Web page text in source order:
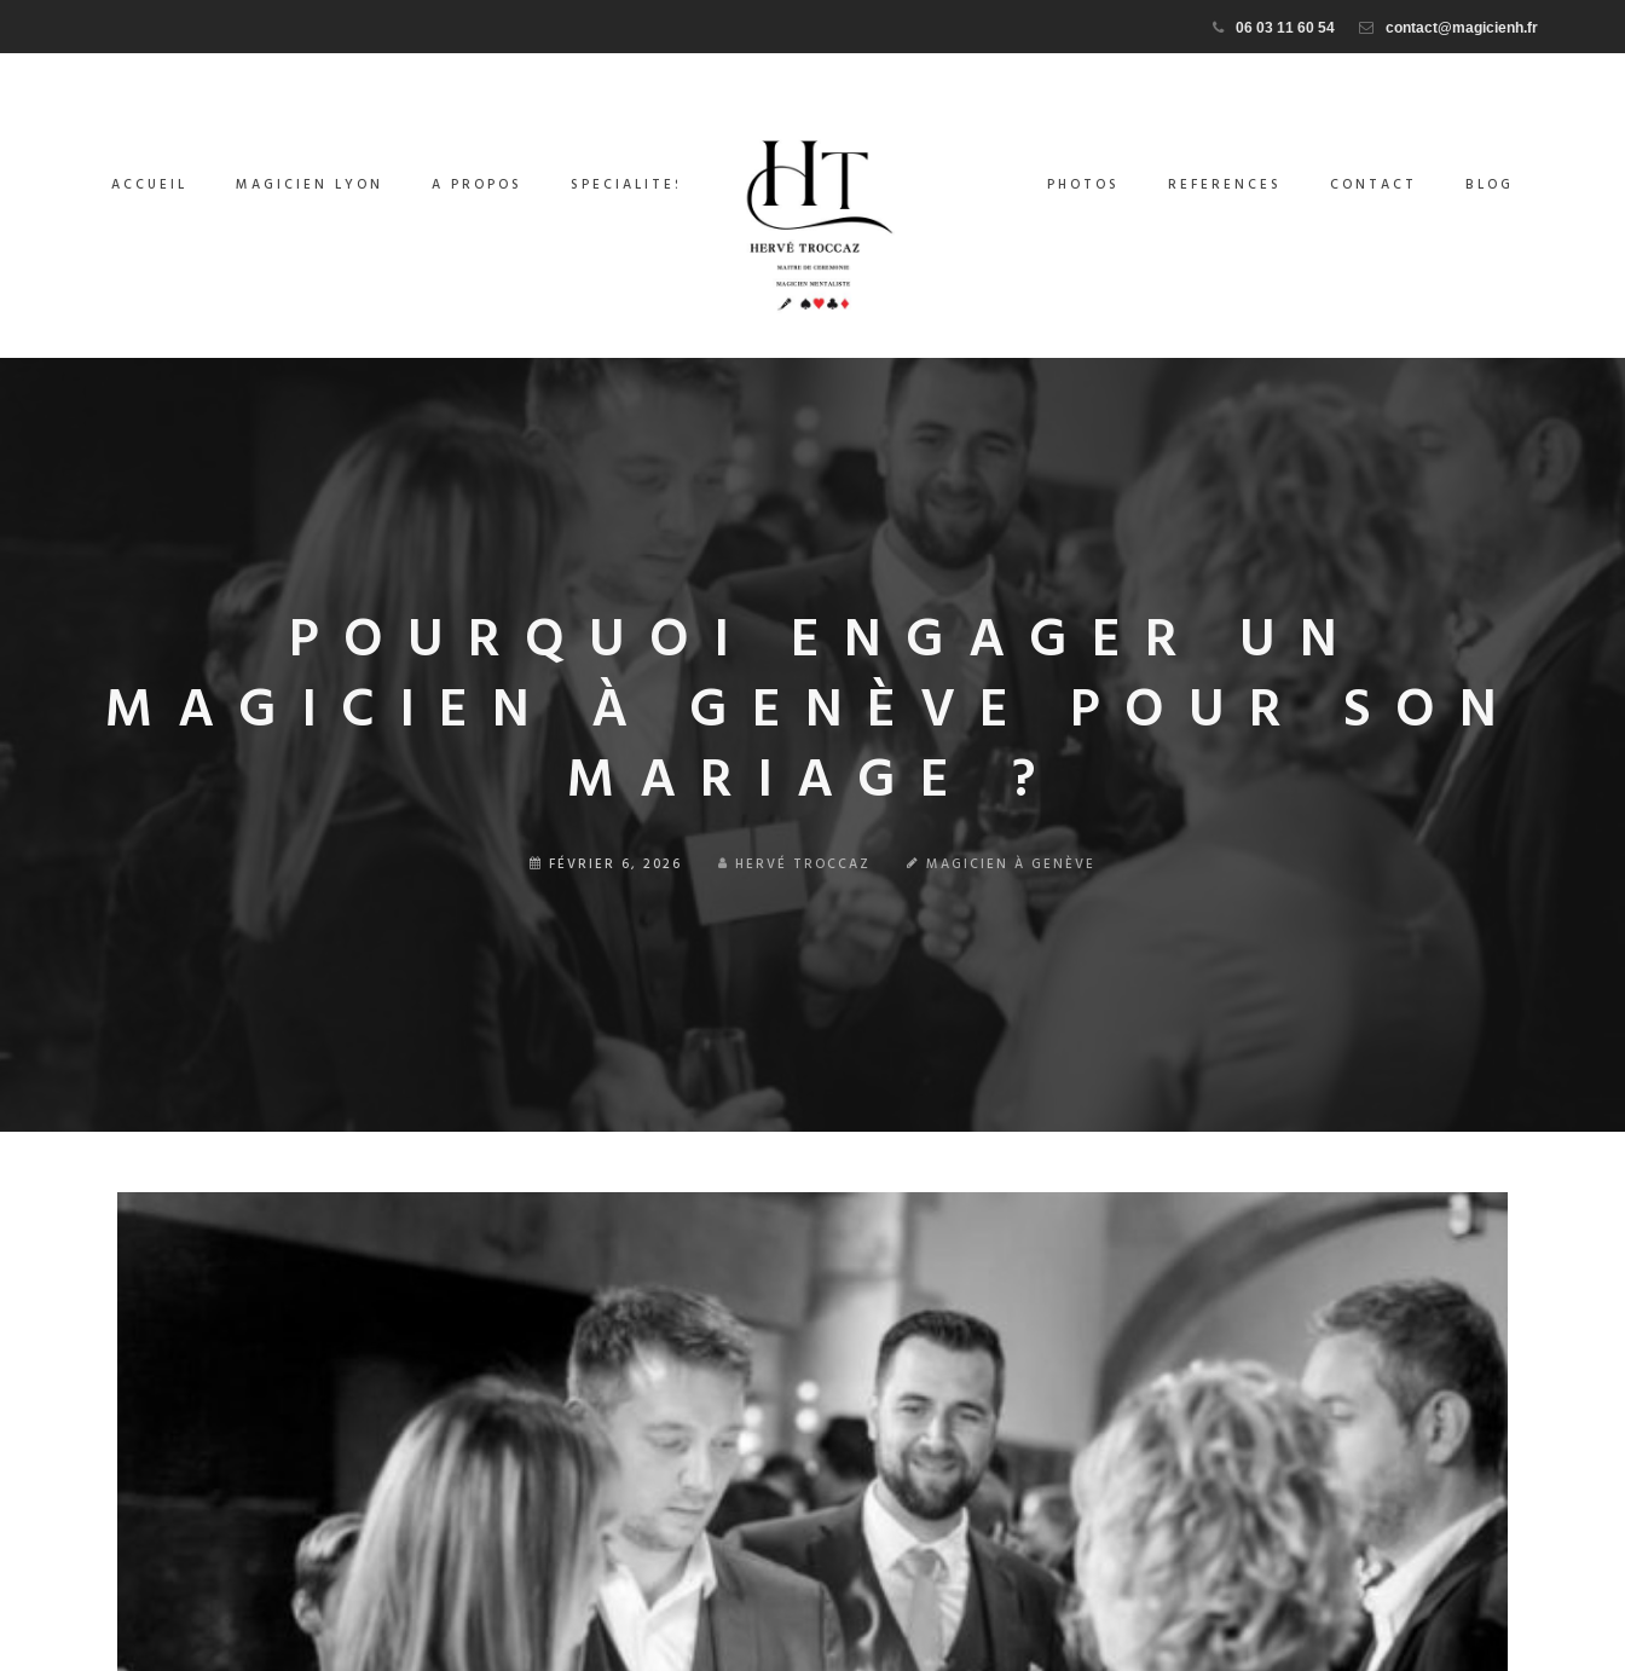
06 03 11 60 54 contact@magicienh.fr
ACCUEIL MAGICIEN LYON A PROPOS SPECIALITES PHOTOS REFERENCES CONTACT BLOG
POURQUOI ENGAGER UN
MAGICIEN À GENÈVE POUR SON
MARIAGE ?
FÉVRIER 6, 2026 HERVÉ TROCCAZ MAGICIEN À GENÈVE